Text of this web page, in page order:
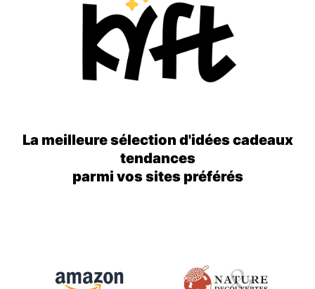
La meilleure sélection d'idées cadeaux
tendances
parmi vos sites préférés